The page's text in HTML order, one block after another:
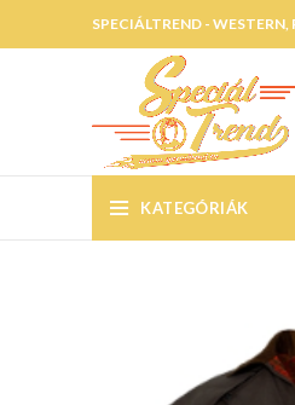
SPECIÁLTREND -
KATEGÓRIÁK